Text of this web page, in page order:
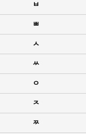
ㅂ
ㅃ
ㅅ
ㅆ
ㅇ
ㅈ
ㅉ